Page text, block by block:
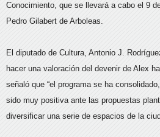
Conocimiento, que se llevará a cabo el 9
Pedro Gilabert de Arboleas.
El diputado de Cultura, Antonio J.
hacer una valoración del devenir de Alex
señaló que “el programa se ha
sido muy positiva ante las propuestas
diversificar una serie de espacios de la